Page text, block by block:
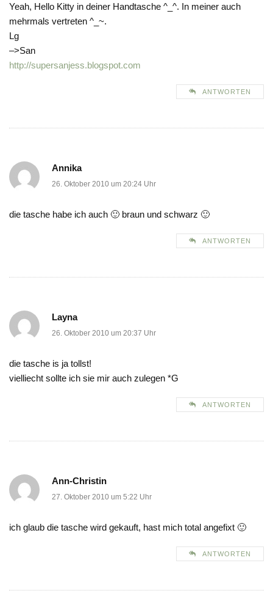
Yeah, Hello Kitty in deiner Handtasche ^_^. In meiner auch
mehrmals vertreten ^_~.
Lg
–>San
http://supersanjess.blogspot.com
ANTWORTEN
Annika
26. Oktober 2010 um 20:24 Uhr
die tasche habe ich auch 🙂 braun und schwarz 🙂
ANTWORTEN
Layna
26. Oktober 2010 um 20:37 Uhr
die tasche is ja tollst!
vielliecht sollte ich sie mir auch zulegen *G
ANTWORTEN
Ann-Christin
27. Oktober 2010 um 5:22 Uhr
ich glaub die tasche wird gekauft, hast mich total angefixt 🙂
ANTWORTEN